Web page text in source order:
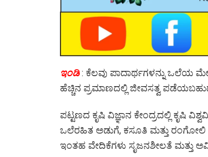
ಇಂಡಿ: ‌ಕೆಲವು ಪಾದಾರ್ಥಗಳನ್ನು ಒಲೆಯ
ಹೆಚ್ಚಿನ ಪ್ರಮಾಣದಲ್ಲಿ ಜೀವಸತ್ವ
ಪಟ್ಟಣದ ಕೃಷಿ ವಿಜ್ಞಾನ ಕೇಂದ್ರದಲ್ಲಿ
ಒಲೆರಹಿತ ಅಡುಗೆ, ಕಸೂತಿ ಮತ್ತು ರಂಗೋಲಿ
ಇಂತಹ ವೇದಿಕೆಗಳು ಸೃಜನಶೀಲತೆ ಮತ್ತು